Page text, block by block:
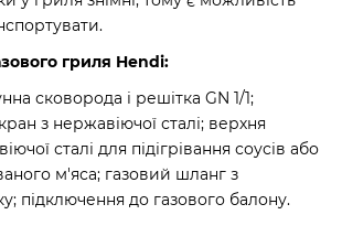
гриля Hendi:
сковорода і решітка GN 1/1;
з нержавіючої сталі; верхня
сталі для підігрівання соусів або
м'яса; газовий шланг з
підключення до газового балону.